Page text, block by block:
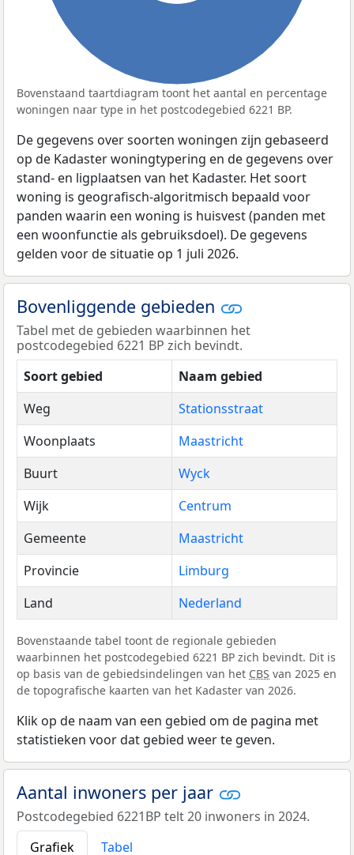
Bovenstaand taartdiagram toont het aantal en percentage
woningen naar type in het postcodegebied 6221 BP.
De gegevens over soorten woningen zijn gebaseerd
op de Kadaster woningtypering en de gegevens over
stand- en ligplaatsen van het Kadaster. Het soort
woning is geografisch-algoritmisch bepaald voor
panden waarin een woning is huisvest (panden met
een woonfunctie als gebruiksdoel). De gegevens
gelden voor de situatie op 1 juli 2026.
Bovenliggende gebieden
Tabel met de gebieden waarbinnen het
postcodegebied 6221 BP zich bevindt.
Soort gebied
Naam gebied
Weg
Stationsstraat
Woonplaats
Maastricht
Buurt
Wyck
Wijk
Centrum
Gemeente
Maastricht
Provincie
Limburg
Land
Nederland
Bovenstaande tabel toont de regionale gebieden
waarbinnen het postcodegebied 6221 BP zich bevindt. Dit is
op basis van de gebiedsindelingen van het CBS van 2025 en
de topografische kaarten van het Kadaster van 2026.
Klik op de naam van een gebied om de pagina met
statistieken voor dat gebied weer te geven.
Aantal inwoners per jaar
Postcodegebied 6221BP telt 20 inwoners in 2024.
Grafiek
Tabel